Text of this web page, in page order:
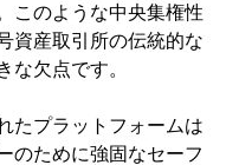
このような中央集権性
資産取引所の伝統的な
な欠点です。
たプラットフォームは
のために強固なセーフ